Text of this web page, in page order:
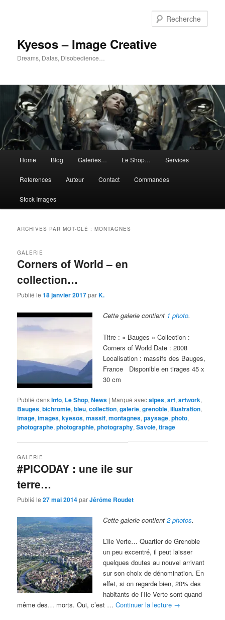
Kyesos – Image Creative
Dreams, Datas, Disobedience…
principal
Home Blog Galeries… Le Shop… Services
References Auteur Contact Commandes
Stock Images
ARCHIVES PAR MOT-CLÉ :MONTAGNES
Corners of World – en
collection…
GALERIE
Publié le18 janvier 2017parK.
Cette galerie contient 1 photo.
Titre : « Bauges » Collection :
Corners of World Date : 2008
Localisation : massifs des Bauges,
France Disponible en tirages 45 x
30 cm
Publié dansInfo, Le Shop,News | Marqué avecalpes,art,artwork,
Bauges,bichromie,bleu,collection,galerie,grenoble,illustration,
image,images,kyesos,massif,montagnes,paysage,photo,
photographe,photographie,photography,Savoie,tirage
#PICODAY : une ile sur
terre…
GALERIE
Publié le27 mai 2014parJérôme Roudet
Cette galerie contient2 photos.
L’Ile Verte… Quartier de Grenoble
un peu excentré, il peut laisser
quelques doutes au nouvel arrivant
sur son choix de dénomination. En
effet, si on regarde bien, 20% des
habitants de l’Ile Verte sont quand
même des… morts. Oui, c’est …Continuer la lecture →